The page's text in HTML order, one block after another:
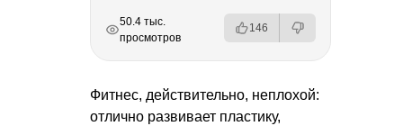
РЕКЛАМА
РЕКЛАМА
РЕКЛАМА
50.4 тыс.
просмотров
146
Фитнес, действительно, неплохой:
отлично развивает пластику,